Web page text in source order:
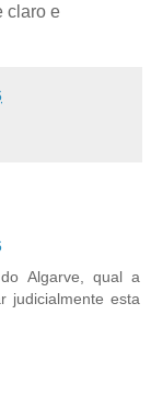
claro e
Algarve, qual a
judicialmente esta